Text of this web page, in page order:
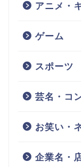
アニメ・
ゲーム
スポーツ
芸名・コ
お笑い・
企業名・